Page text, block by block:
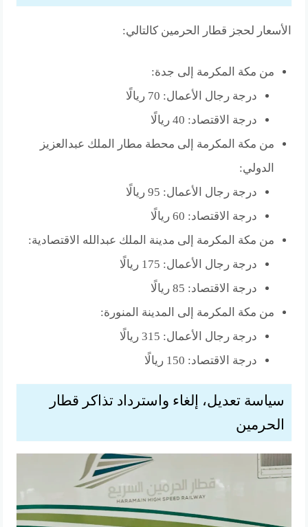
الأسعار لحجز قطار الحرمين كالتالي:
من مكة المكرمة إلى جدة:
درجة رجال الأعمال: 70 ريالًا
درجة الاقتصاد: 40 ريالًا
من مكة المكرمة إلى محطة مطار الملك عبدالعزيز
الدولي:
درجة رجال الأعمال: 95 ريالًا
درجة الاقتصاد: 60 ريالًا
من مكة المكرمة إلى مدينة الملك عبدالله الاقتصادية:
درجة رجال الأعمال: 175 ريالًا
درجة الاقتصاد: 85 ريالًا
من مكة المكرمة إلى المدينة المنورة:
درجة رجال الأعمال: 315 ريالًا
درجة الاقتصاد: 150 ريالًا
سياسة تعديل، إلغاء واسترداد تذاكر قطار
الحرمين